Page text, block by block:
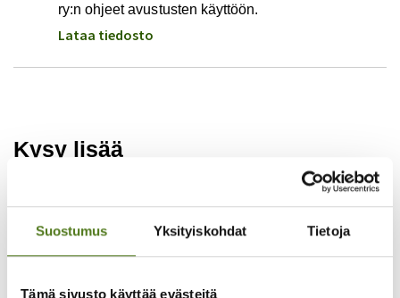
Suostumus Yksityiskohdat Tietoja
Tämä sivusto käyttää evästeitä
ry:n ohjeet avustusten käyttöön.
Lataa tiedosto
Kysy lisää
Vastaan Epilepsialiiton